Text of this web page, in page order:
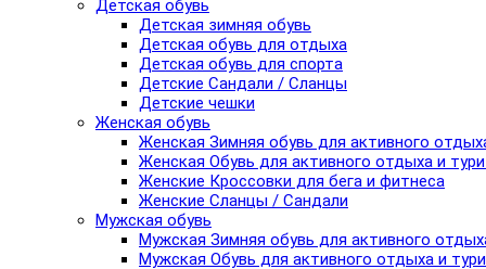
Детская обувь
Детская зимняя обувь
Детская обувь для отдыха
Детская обувь для спорта
Детские Сандали / Сланцы
Детские чешки
Женская обувь
Женская Зимняя обувь для активного
Женская Обувь для активного отдыха и
Женские Кроссовки для бега и фитнеса
Женские Сланцы / Сандали
Мужская обувь
Мужская Зимняя обувь для активного
Мужская Обувь для активного отдыха и